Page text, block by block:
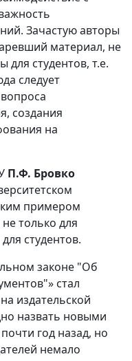
Зачастую авторы
материал, не
студентов, т.е.
следует
создания
на
П.Ф. Бровко
примером
только для
студентов.
законе "Об
стал
издательской
назвать новыми
год назад, но
немало